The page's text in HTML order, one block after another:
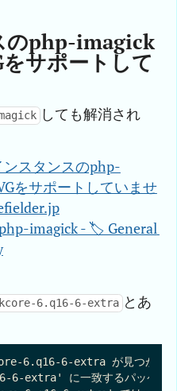
のphp-imagick
サポートして
しても解消され
ンスタンスのphp-
をサポートしていませ
imagick - 🏷️ General
6.q16-6-extra とあ
6.q16-6-extra が見つかり
extra' に一致するパッケージ